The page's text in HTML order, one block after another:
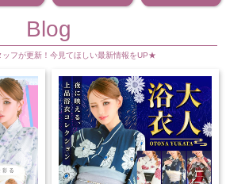
Blog
ッフが更新！今見てほしい最新情報をUP★